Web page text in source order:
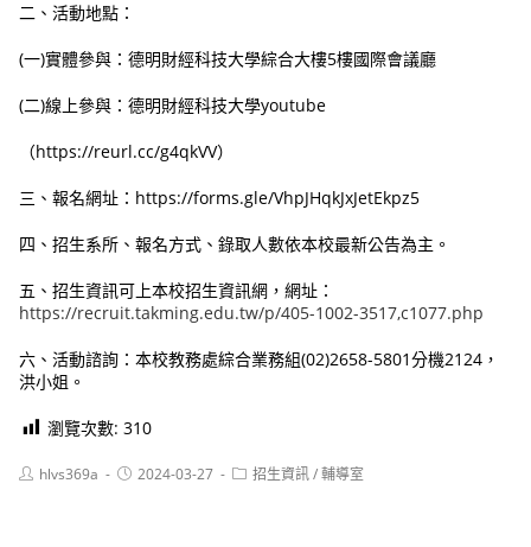
二、活動地點：
(一)實體參與：德明財經科技大學綜合大樓5樓國際會議廳
(二)線上參與：德明財經科技大學youtube
（https://reurl.cc/g4qkVV）
三、報名網址：https://forms.gle/VhpJHqkJxJetEkpz5
四、招生系所、報名方式、錄取人數依本校最新公告為主。
五、招生資訊可上本校招生資訊網，網址：
https://recruit.takming.edu.tw/p/405-1002-3517,c1077.php
六、活動諮詢：本校教務處綜合業務組(02)2658-5801分機2124，
洪小姐。
瀏覽次數: 310
Posthlvs369a
Post2024-03-27
Post招生資訊/輔導室